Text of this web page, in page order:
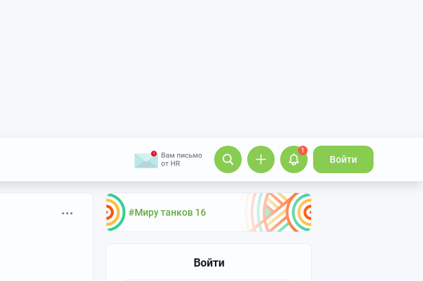
1
Войти
#Миру танков 16
Войти